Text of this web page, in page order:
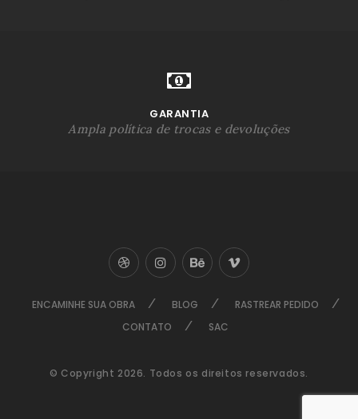
GARANTIA
Ampla política de trocas e devoluções
ENCAMINHE SUA OBRA BLOG
RASTREAR PEDIDO
CONTATO
SAC
© Copyright 2026. Todos os direitos reservados.